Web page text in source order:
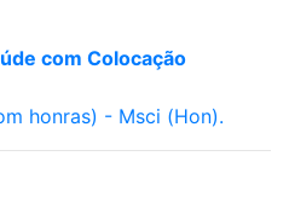
com Colocação
honras) - Msci (Hon).